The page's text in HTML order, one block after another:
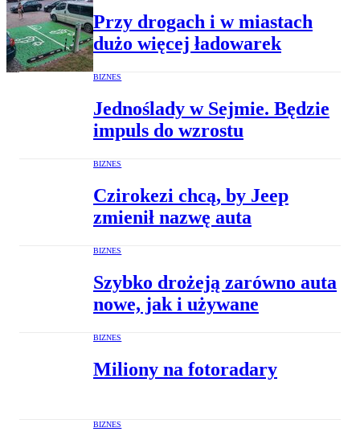
Przy drogach i w miastach
dużo więcej ładowarek
BIZNES
Jednoślady w Sejmie. Będzie
impuls do wzrostu
BIZNES
Czirokezi chcą, by Jeep
zmienił nazwę auta
BIZNES
Szybko drożeją zarówno auta
nowe, jak i używane
BIZNES
Miliony na fotoradary
BIZNES